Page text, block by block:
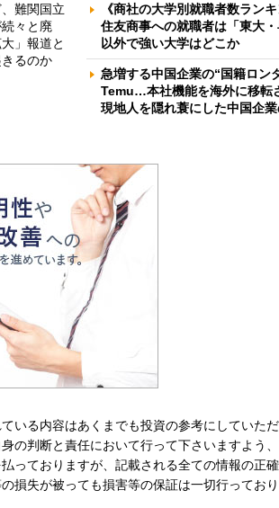
難関国立
々と廃
」報道と
るのか
《商社の大学別就職者数ラン
住友商事への就職者は「東大
以外で強い大学はどこか
急増する中国企業の“国籍ロ
Temu…本社機能を海外に移転
現地人を隠れ蓑にした中国企
いる内容はあくまでも投資の参考にしていた
の判断と責任において行って下さいますよう
っておりますが、記載される全ての情報の正
損失が被っても損害等の保証は一切行ってお